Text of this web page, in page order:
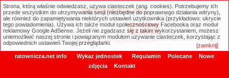
ratownicza.net
Wyszukiwanie zaawansowane
ratownicza.net info Wykaz jednostek Regulamin Polecane
Nowe
zdjęcia
Kontakt
Strona, którą właśnie odwiedzasz, używa ciasteczek (ang. cookies). Potrzebujemy ich
przede wszystkim do utrzymywania sesji (niezbędne do poprawnego działania witryny),
ale również do zapamiętywania niektórych ustawień użytkownika (przykładowo: ukrycie
tego powiadomienia). Używa ich także moduł społecznościowy Facebooka oraz moduł
reklamowy Google AdSense. Jeżeli nie zgadzasz się z takim wykorzystaniem, możesz
uniemożliwić naszej stronie i powiązanym modułom używanie ciasteczek, korzystając z
odpowiednich ustawień Twojej przeglądarki.
[zamknij]